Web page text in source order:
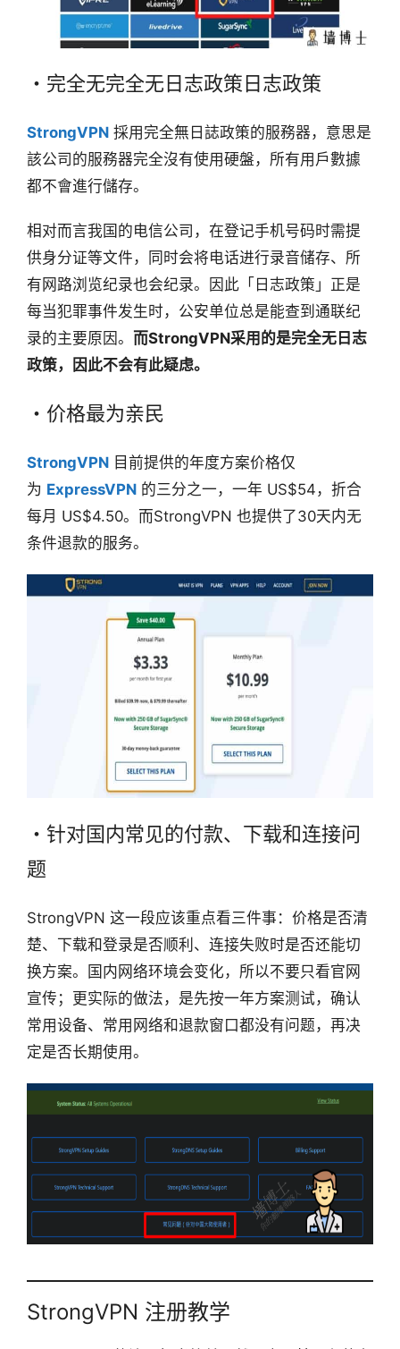
・完全无完全无日志政策日志政策
StrongVPN 採用完全無日誌政策的服務器，意思是
該公司的服務器完全沒有使用硬盤，所有用戶數據
都不會進行儲存。
相对而言我国的电信公司，在登记手机号码时需提
供身分证等文件，同时会将电话进行录音储存、所
有网路浏览纪录也会纪录。因此「日志政策」正是
每当犯罪事件发生时，公安单位总是能查到通联纪
录的主要原因。 而StrongVPN采用的是完全无日志
政策，因此不会有此疑虑。
・价格最为亲民
StrongVPN 目前提供的年度方案价格仅
为 ExpressVPN 的三分之一，一年 US$54，折合
每月 US$4.50。而StrongVPN 也提供了30天内无
条件退款的服务。
・针对国内常见的付款、下载和连接问
题
StrongVPN 这一段应该重点看三件事：价格是否清
楚、下载和登录是否顺利、连接失败时是否还能切
换方案。国内网络环境会变化，所以不要只看官网
宣传；更实际的做法，是先按一年方案测试，确认
常用设备、常用网络和退款窗口都没有问题，再决
定是否长期使用。
StrongVPN 注册教学